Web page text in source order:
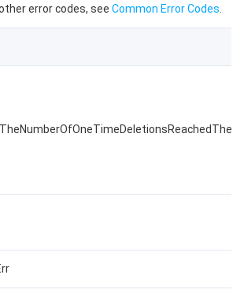
error codes, see Common Error Codes